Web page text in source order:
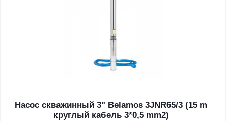
Насос скважинный 3" Belamos 3JNR65/3 (15 m
круглый кабель 3*0,5 mm2)